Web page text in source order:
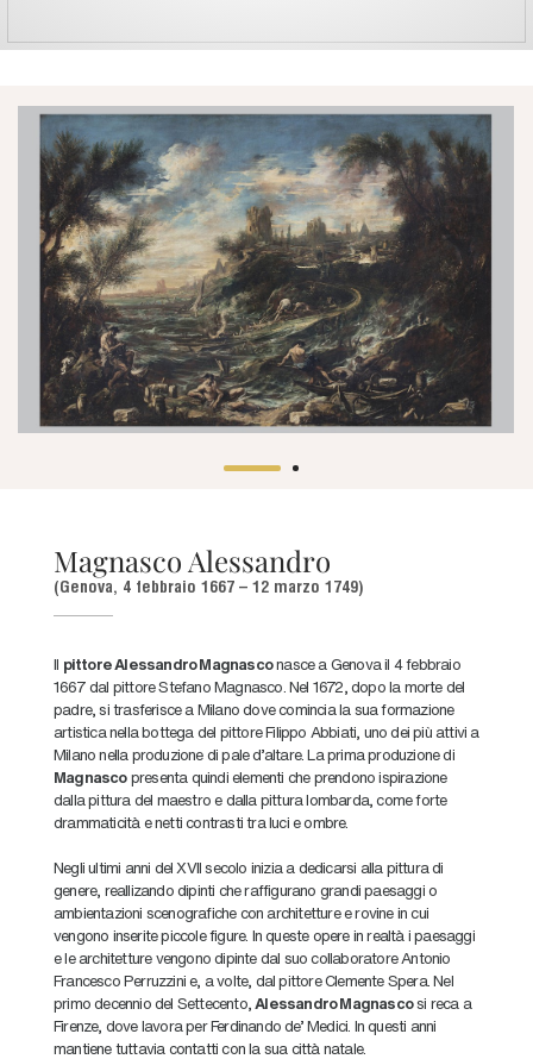
Magnasco Alessandro
(Genova, 4 febbraio 1667 – 12 marzo 1749)
Il pittore Alessandro Magnasconasce a Genova il 4 febbraio
1667 dal pittore Stefano Magnasco. Nel 1672, dopo la morte del
padre, si trasferisce a Milano dove comincia la sua formazione
artistica nella bottega del pittore Filippo Abbiati, uno dei più attivi a
Milano nella produzione di pale d'altare. La prima produzione di
Magnascopresenta quindi elementi che prendono ispirazione
dalla pittura del maestro e dalla pittura lombarda, come forte
drammaticità e netti contrasti tra luci e ombre.
Negli ultimi anni del XVII secolo inizia a dedicarsi alla pittura di
genere, reallizando dipinti che raffigurano grandi paesaggi o
ambientazioni scenografiche con architetture e rovine in cui
vengono inserite piccole figure. In queste opere in realtà i paesaggi
e le architetture vengono dipinte dal suo collaboratore Antonio
Francesco Perruzzini e, a volte, dal pittore Clemente Spera. Nel
primo decennio del Settecento,Alessandro Magnascosi reca a
Firenze, dove lavora per Ferdinando de' Medici. In questi anni
mantiene tuttavia contatti con la sua città natale.